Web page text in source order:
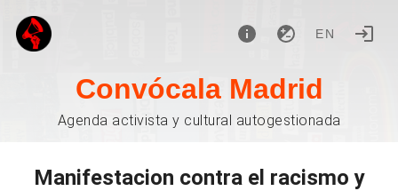
EN
Convócala Madrid
Agenda activista y cultural autogestionada
Manifestacion contra el racismo y